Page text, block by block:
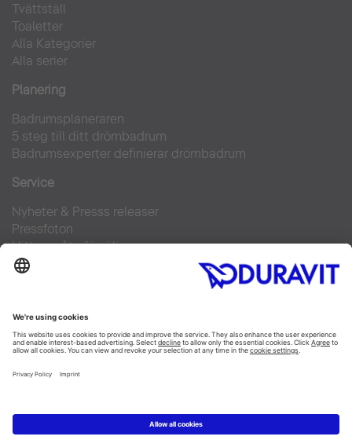
Tvättställ
Toaletter
Alla Kategorier
Alla serier
Planering
Badrumsplaneraren
5 steg till ditt drömbadrum
Badrumsexperter definierar drömbadrum
Service
Nyheter & Presss releaser
Pressfoton
Hitta en återförsäljare
FAQs
Facebook
Instagram
Pinterest
Flickr
Linked In
Copyright © 2026 Duravit AG